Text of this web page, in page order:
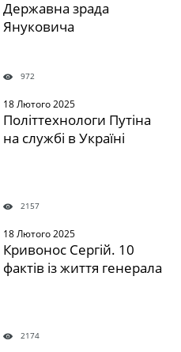
Державна зрада
Януковича
972
18 Лютого 2025
Політтехнологи Путіна
на службі в Україні
2157
18 Лютого 2025
Кривонос Сергій. 10
фактів із життя генерала
2174